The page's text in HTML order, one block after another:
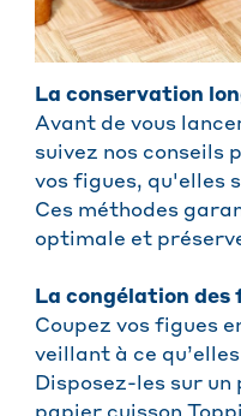
La conservation
Avant de vous
suivez nos conseils
vos figues, qu'elles
Ces méthodes
optimale et
La congélation des
Coupez vos figues
veillant à ce
Disposez-les sur